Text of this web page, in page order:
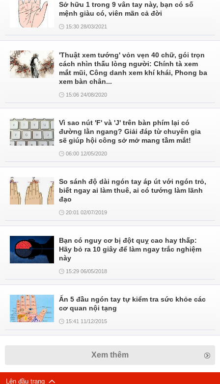
Sở hữu 1 trong 9 vân tay này, bạn có số
mệnh giàu có, viên mãn cả đời
15:30 28/03/2021
'Thuật xem tướng' vỏn vẹn 40 chữ, gói trọn
cách nhìn thấu lòng người: Chính tà xem
mắt mũi, Công danh xem khí khái, Phong ba
xem bàn chân...
15:06 24/08/2020
Vì sao nút 'F' và 'J' trên bàn phím lại có
đường lằn ngang? Giải đáp từ chuyên gia
sẽ giúp hội công sở mở mang tầm mắt!
06:00 12/05/2020
So sánh độ dài ngón tay áp út với ngón trỏ,
biết ngay ai làm thuê, ai có tướng làm lãnh
đạo
20:01 02/07/2019
Bạn có nguy cơ bị đột quỵ cao hay thấp:
Hãy bỏ ra 10 giây để làm ngay trắc nghiệm
này
15:29 06/05/2018
Ấn 5 đầu ngón tay tự kiểm tra sức khỏe các
cơ quan nội tạng
15:41 11/12/2015
Xem thêm
Lên đầu trang